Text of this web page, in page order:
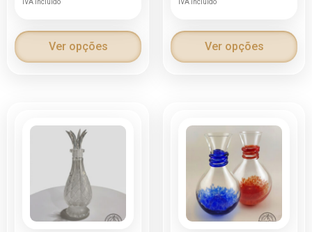
IVA incluído
Ver opções
IVA incluído
Ver opções